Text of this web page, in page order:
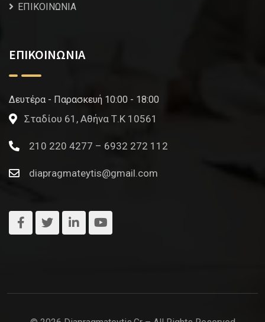
ΕΠΙΚΟΙΝΩΝΙΑ
ΕΠΙΚΟΙΝΩΝΙΑ
Δευτέρα - Παρασκευή 10:00 - 18:00
Σταδίου 61, Αθήνα Τ.Κ 10561
210 220 4277 – 6932 272 112
diapragmateytis@gmail.com